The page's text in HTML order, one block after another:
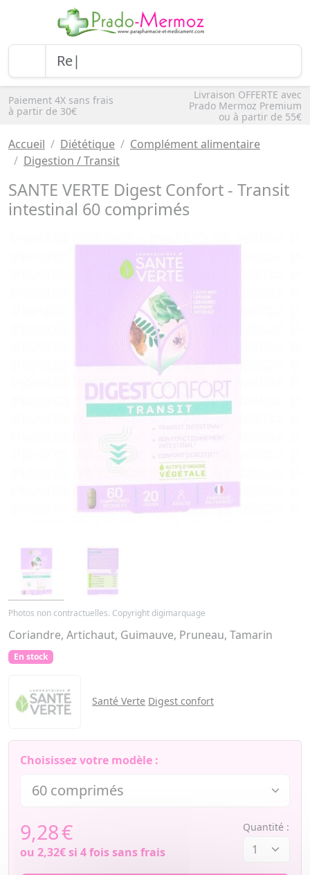
Paiement 4X sans frais
à partir de 30€
Livraison OFFERTE avec
Prado Mermoz Premium
ou à partir de 55€
Accueil Diététique
Complément alimentaire
Digestion / Transit
SANTE VERTE Digest Confort - Transit
intestinal 60 comprimés
Photos non contractuelles. Copyright digimarquage
Coriandre, Artichaut, Guimauve, Pruneau, Tamarin
En stock
Santé Verte Digest confort
Choisissez votre modèle :
9,28€
ou 2,32€si 4 fois sans frais
Quantité :